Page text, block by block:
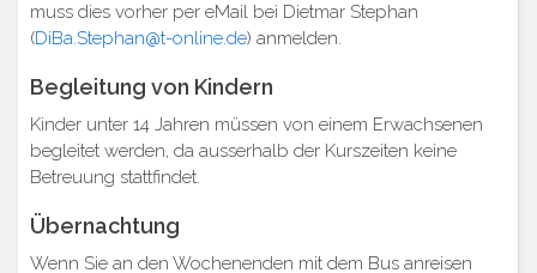
muss dies vorher per eMail bei Dietmar Stephan
(DiBa.Stephan@t-online.de) anmelden.
Begleitung von Kindern
Kinder unter 14 Jahren müssen von einem Erwachsenen
begleitet werden, da ausserhalb der Kurszeiten keine
Betreuung stattfindet.
Übernachtung
Wenn Sie an den Wochenenden mit dem Bus anreisen